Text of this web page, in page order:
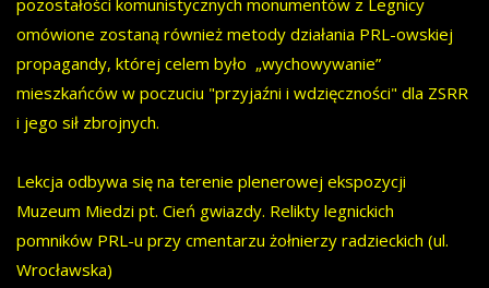
pozostałości komunistycznych monumentów z Legnicy
omówione zostaną również metody działania PRL-owskiej
propagandy, której celem było „wychowywanie”
mieszkańców w poczuciu "przyjaźni i wdzięczności" dla ZSRR
i jego sił zbrojnych.
Lekcja odbywa się na terenie plenerowej ekspozycji
Muzeum Miedzi pt. Cień gwiazdy. Relikty legnickich
pomników PRL-u przy cmentarzu żołnierzy radzieckich (ul.
Wrocławska)